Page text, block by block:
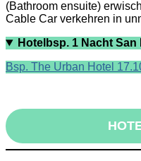
(Bathroom ensuite)
Cable Car verkehren in
Hotelbsp. 1 Nacht
Bsp. The Urban Hotel